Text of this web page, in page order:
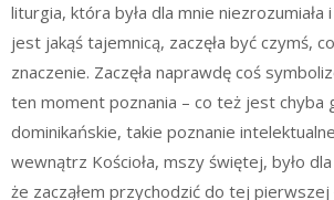
liturgia, która była dla mnie niezrozumiała
jest jakąś tajemnicą, zaczęła być czymś,
znaczenie. Zaczęła naprawdę coś
ten moment poznania – co też jest chyba
dominikańskie, takie poznanie
wewnątrz Kościoła, mszy świętej, było
że zacząłem przychodzić do tej pierwszej